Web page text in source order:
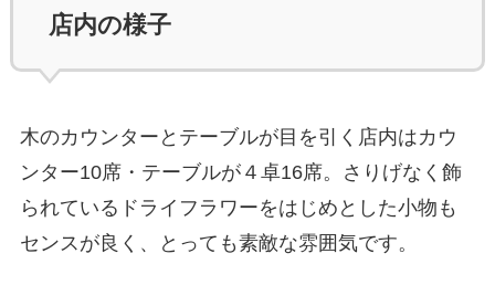
店内の様子
木のカウンターとテーブルが目を引く店内はカウ
ンター10席・テーブルが４卓16席。さりげなく飾
られているドライフラワーをはじめとした小物も
センスが良く、とっても素敵な雰囲気です。